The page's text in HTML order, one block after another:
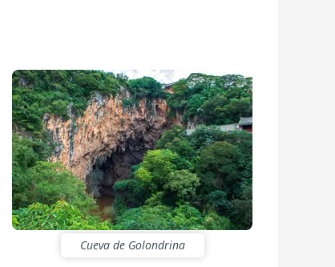
Cueva de Golondrina